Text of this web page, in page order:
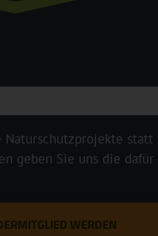
statt
geben Sie uns die
WERDEN